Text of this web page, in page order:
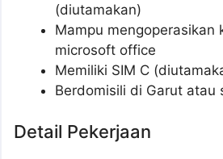
(diutamakan)
Mampu mengoperasikan
microsoft office
Memiliki SIM C
Berdomisili di Garut atau
Detail Pekerjaan